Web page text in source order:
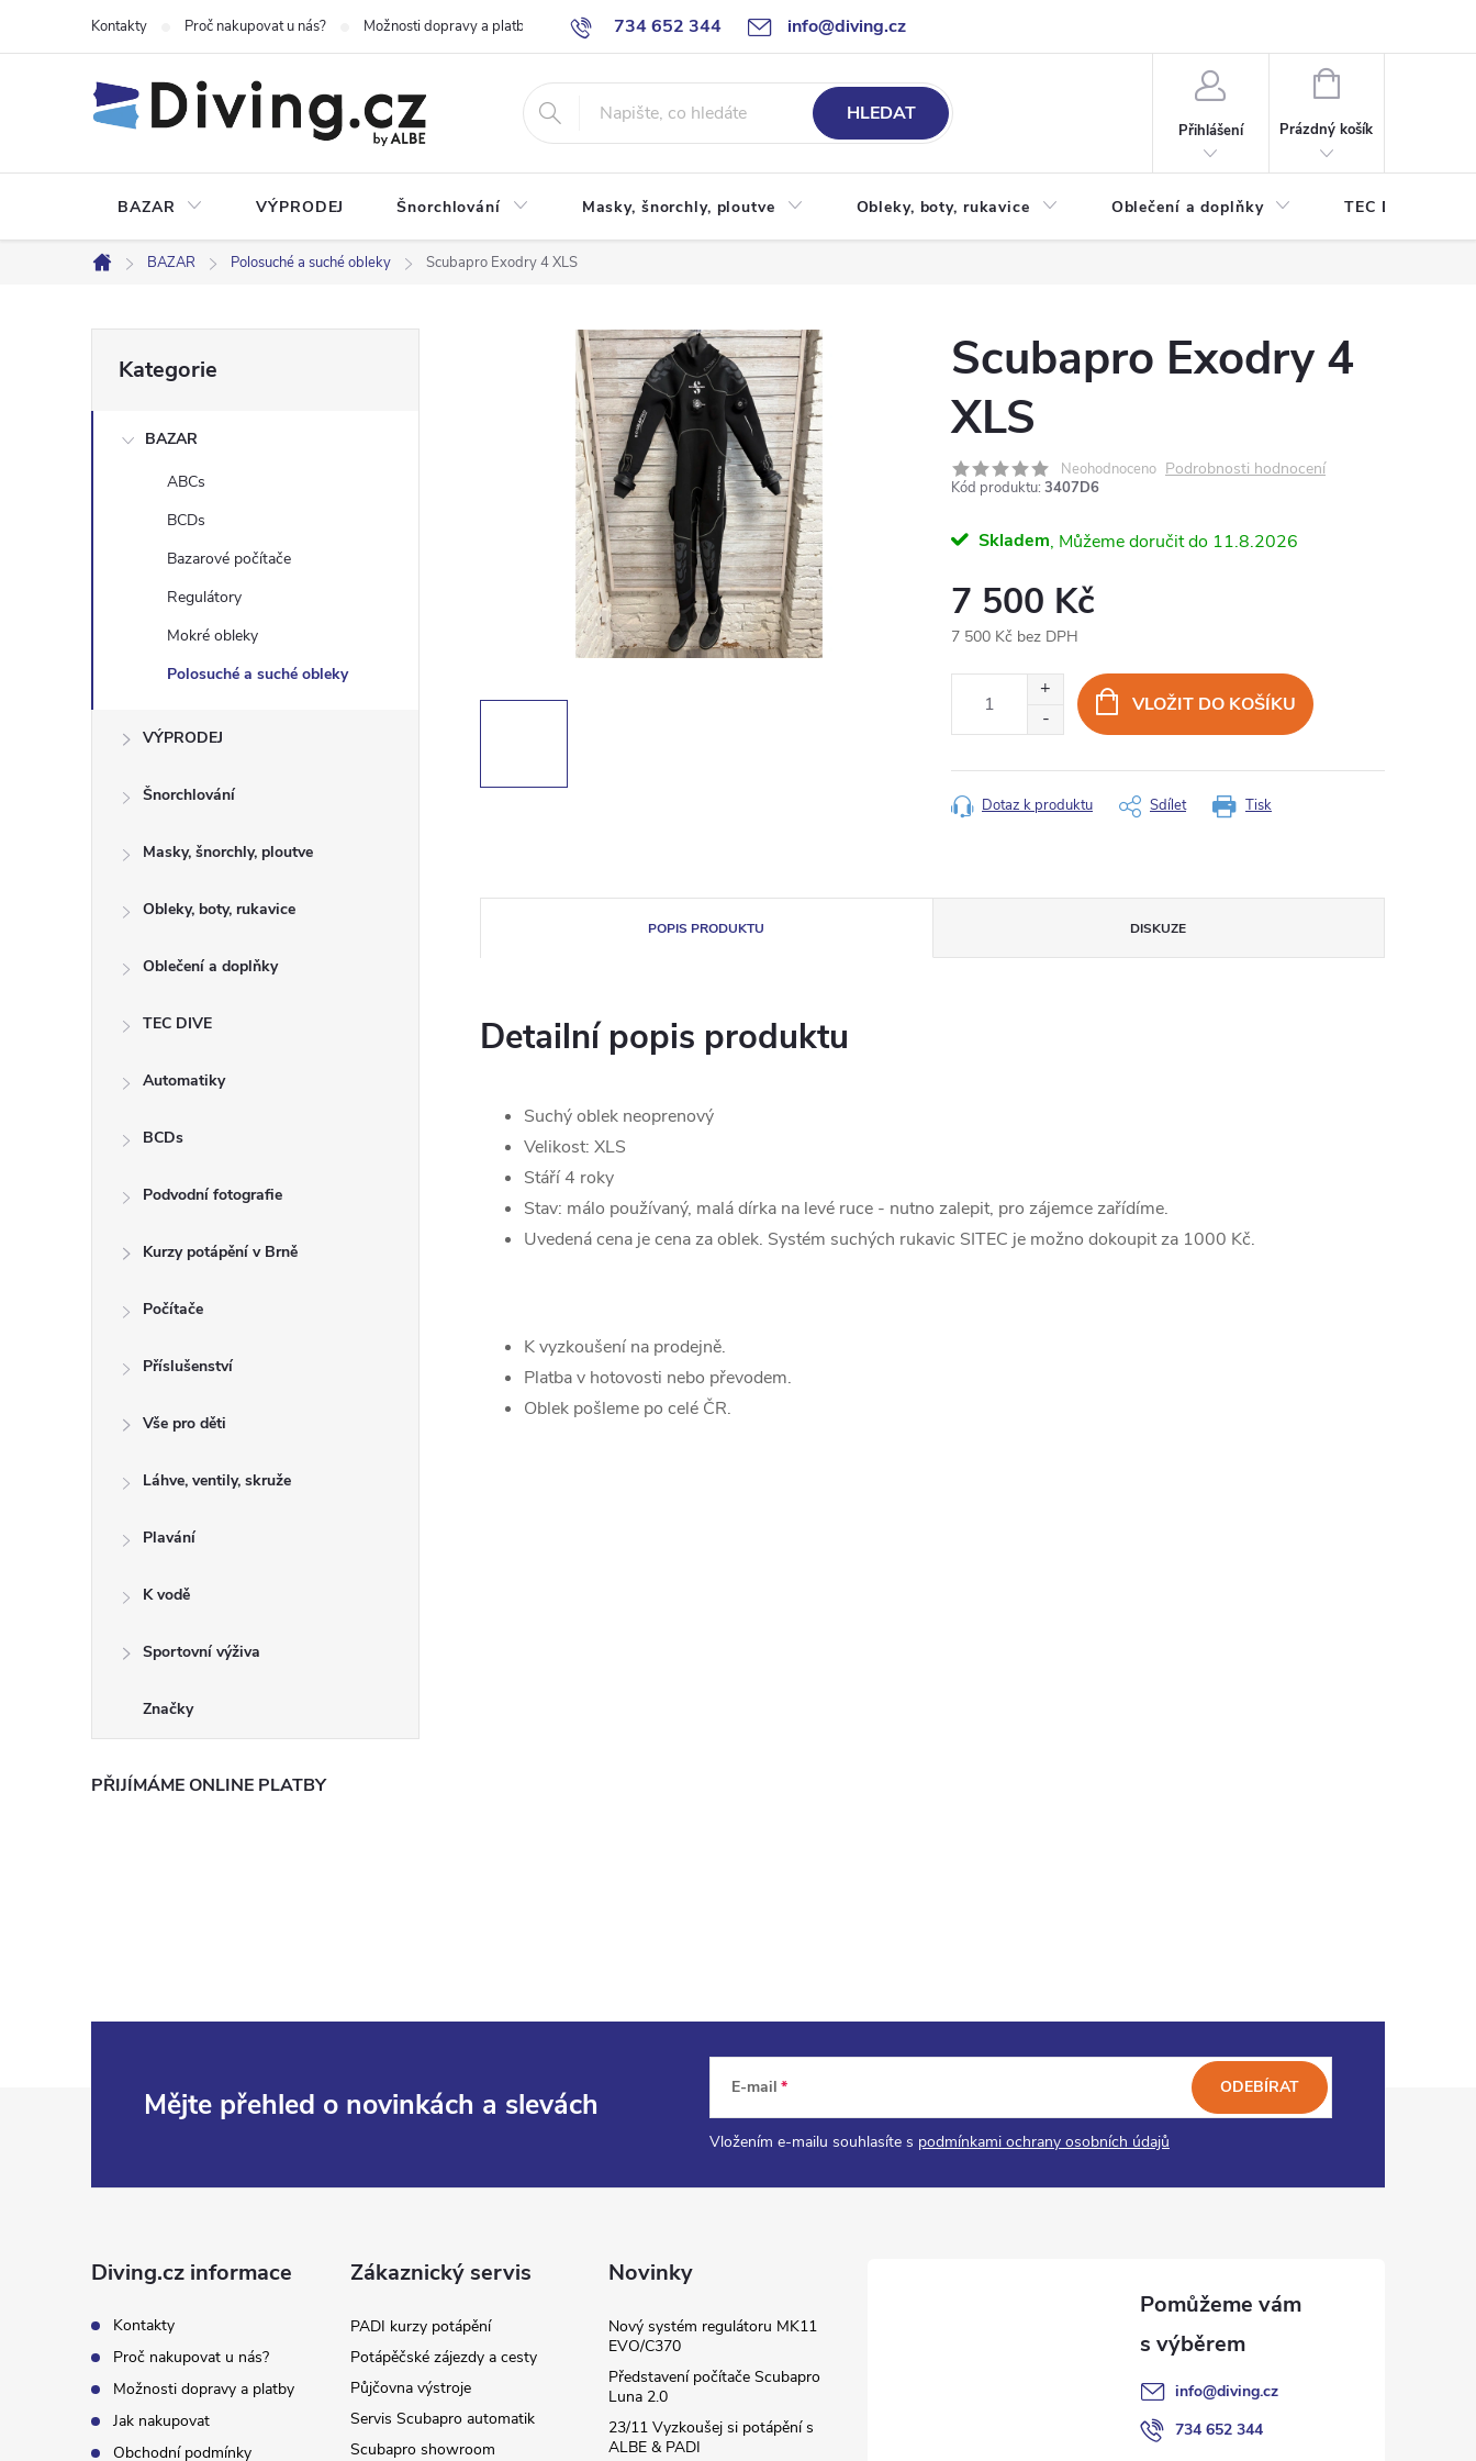
734 652 344 info@diving.cz
Kontakty Proč nakupovat u nás? Možnosti dopravy a platby Jak nakupovat Obchodní podmínky Reklamace
HLEDAT
Přihlášení
NÁKUPNÍ
Prázdný košík
BAZAR VÝPRODEJ Šnorchlování Masky, šnorchly, ploutve Obleky, boty, rukavice Oblečení a doplňky TEC DIVE
Domů
BAZAR Polosuché a suché obleky Scubapro Exodry 4 XLS
o
kategorie
Kategorie
BAZAR
ABCs
BCDs
Bazarové počítače
Regulátory
Mokré obleky
Polosuché a suché obleky
VÝPRODEJ
Šnorchlování
Masky, šnorchly, ploutve
Obleky, boty, rukavice
Oblečení a doplňky
TEC DIVE
Automatiky
BCDs
Podvodní fotografie
Kurzy potápění v Brně
Počítače
Příslušenství
Vše pro děti
Láhve, ventily, skruže
Plavání
K vodě
Sportovní výživa
Značky
PŘIJÍMÁME ONLINE PLATBY
Scubapro Exodry 4
XLS
Neohodnoceno Podrobnosti hodnocení
Kód produktu: 3407D6
Skladem 11.8.2026
7 500 Kč
7 500 Kč bez DPH
VLOŽIT DO KOŠÍKU
Tisk
Dotaz k produktu Sdílet
POPIS PRODUKTU DISKUZE
Detailní popis produktu
Suchý oblek neoprenový
Velikost: XLS
Stáří 4 roky
Stav: málo používaný, malá dírka na levé ruce - nutno zalepit, pro zájemce zařídíme.
Uvedená cena je cena za oblek. Systém suchých rukavic SITEC je možno dokoupit za 1000 Kč.
K vyzkoušení na prodejně.
Platba v hotovosti nebo převodem.
Oblek pošleme po celé ČR.
Mějte přehled o novinkách a slevách E-mail
Vložením e-mailu souhlasíte s podmínkami ochrany osobních údajů
ODEBÍRAT
Diving.cz informace
Kontakty
Proč nakupovat u nás?
Možnosti dopravy a platby
Jak nakupovat
Obchodní podmínky
Zákaznický servis
PADI kurzy potápění
Potápěčské zájezdy a cesty
Půjčovna výstroje
Servis Scubapro automatik
Scubapro showroom
Novinky
Nový systém regulátoru MK11
EVO/C370
Představení počítače Scubapro
Luna 2.0
23/11 Vyzkoušej si potápění s
ALBE & PADI
info@diving.cz
734 652 344